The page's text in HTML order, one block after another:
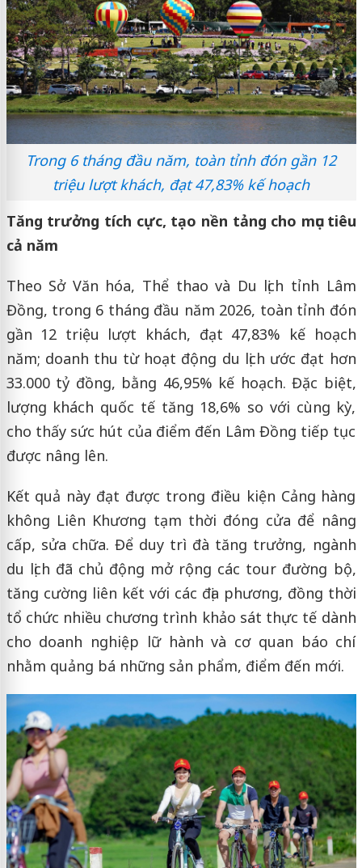
Trong 6 tháng đầu năm, toàn tỉnh đón gần 12
triệu lượt khách, đạt 47,83% kế hoạch
Tăng trưởng tích cực, tạo nền tảng cho mục tiêu
cả năm
Theo Sở Văn hóa, Thể thao và Du lịch tỉnh Lâm
Đồng, trong 6 tháng đầu năm 2026, toàn tỉnh đón
gần 12 triệu lượt khách, đạt 47,83% kế hoạch
năm; doanh thu từ hoạt động du lịch ước đạt hơn
33.000 tỷ đồng, bằng 46,95% kế hoạch. Đặc biệt,
lượng khách quốc tế tăng 18,6% so với cùng kỳ,
cho thấy sức hút của điểm đến Lâm Đồng tiếp tục
được nâng lên.
Kết quả này đạt được trong điều kiện Cảng hàng
không Liên Khương tạm thời đóng cửa để nâng
cấp, sửa chữa. Để duy trì đà tăng trưởng, ngành
du lịch đã chủ động mở rộng các tour đường bộ,
tăng cường liên kết với các địa phương, đồng thời
tổ chức nhiều chương trình khảo sát thực tế dành
cho doanh nghiệp lữ hành và cơ quan báo chí
nhằm quảng bá những sản phẩm, điểm đến mới.